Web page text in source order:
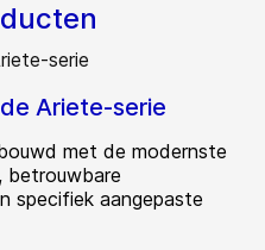
Ariete-serie
met de modernste
betrouwbare
specifiek aangepaste